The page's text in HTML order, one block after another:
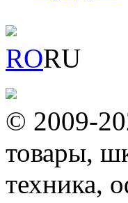
RORU
© 2009-
товары,
техника,